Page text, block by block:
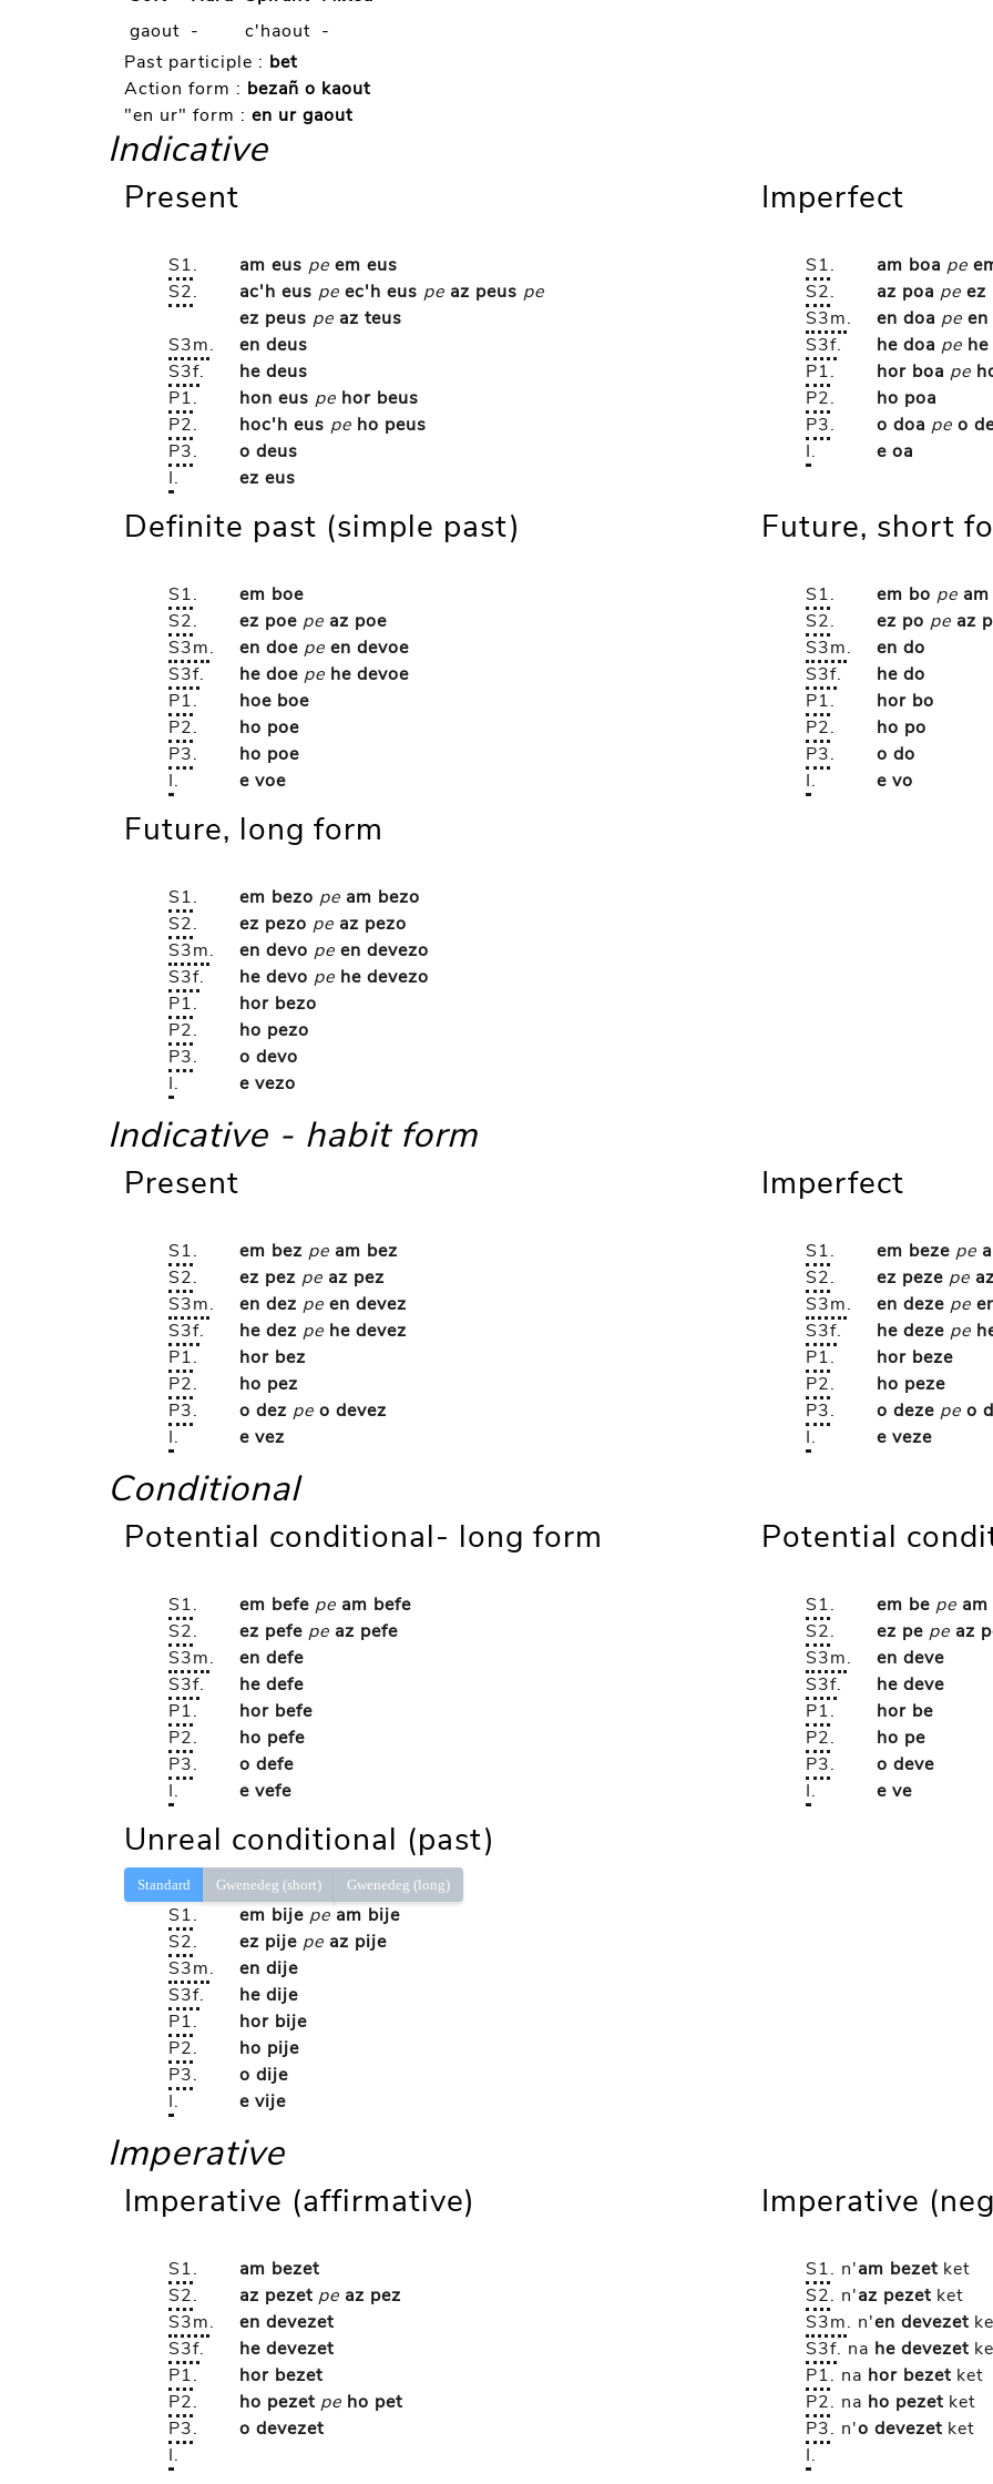
gaout - c'haout -
Past participle : bet
Action form : bezañ o kaout
"en ur" form : en ur gaout
Indicative
Present
S1. am eus pe em eus
S2. ac'h eus pe ec'h eus pe az peus pe
ez peus pe az teus
S3m.
en deus
S3f.
he deus
P1. hon eus pe hor beus
P2. hoc'h eus pe ho peus
P3.
o deus
I. ez eus
Imperfect
S1. am boa pe
S2. az poa pe ez
S3m. en doa pe en
S3f. he doa pe
P1. hor boa pe
P2.
ho poa
P3. o doa pe o
I. e oa
Definite past (simple past)
S1.
em boe
S2. ez poe pe az poe
S3m. en doe pe en devoe
S3f. he doe pe he devoe
P1.
hoe boe
P2.
ho poe
P3.
ho poe
I. e voe
Future, short
S1. em bo pe
S2. ez po pe az
S3m.
en do
S3f.
he do
P1.
hor bo
P2.
ho po
P3.
o do
I. e vo
Future, long form
S1. em bezo pe am bezo
S2. ez pezo pe az pezo
S3m. en devo pe en devezo
S3f. he devo pe he devezo
P1.
hor bezo
P2.
ho pezo
P3.
o devo
I. e vezo
Indicative - habit form
Present
S1. em bez pe am bez
S2. ez pez pe az pez
S3m. en dez pe en devez
S3f. he dez pe he devez
P1.
hor bez
P2.
ho pez
P3. o dez pe o devez
I. e vez
Imperfect
S1. em beze pe
S2. ez peze pe
S3m. en deze pe
S3f. he deze pe
P1.
hor beze
P2.
ho peze
P3. o deze pe o
I. e veze
Conditional
Potential conditional- long form
S1. em befe pe am befe
S2. ez pefe pe az pefe
S3m.
en defe
S3f.
he defe
P1.
hor befe
P2.
ho pefe
P3.
o defe
I. e vefe
Potential
S1. em be pe
S2. ez pe pe az
S3m.
en deve
S3f.
he deve
P1.
hor be
P2.
ho pe
P3.
o deve
I. e ve
Unreal conditional (past)
Standard Gwenedeg (short) Gwenedeg (long)
S1. em bije pe am bije
S2. ez pije pe az pije
S3m.
en dije
S3f.
he dije
P1.
hor bije
P2.
ho pije
P3.
o dije
I. e vije
Imperative
Imperative (affirmative)
S1.
am bezet
S2. az pezet pe az pez
S3m.
en devezet
S3f.
he devezet
P1.
hor bezet
P2. ho pezet pe ho pet
P3.
o devezet
I.
Imperative
S1. n'am bezet ket
S2. n'az pezet ket
S3m. n'en devezet
S3f. na he devezet
P1. na hor bezet ket
P2. na ho pezet ket
P3. n'o devezet ket
I.